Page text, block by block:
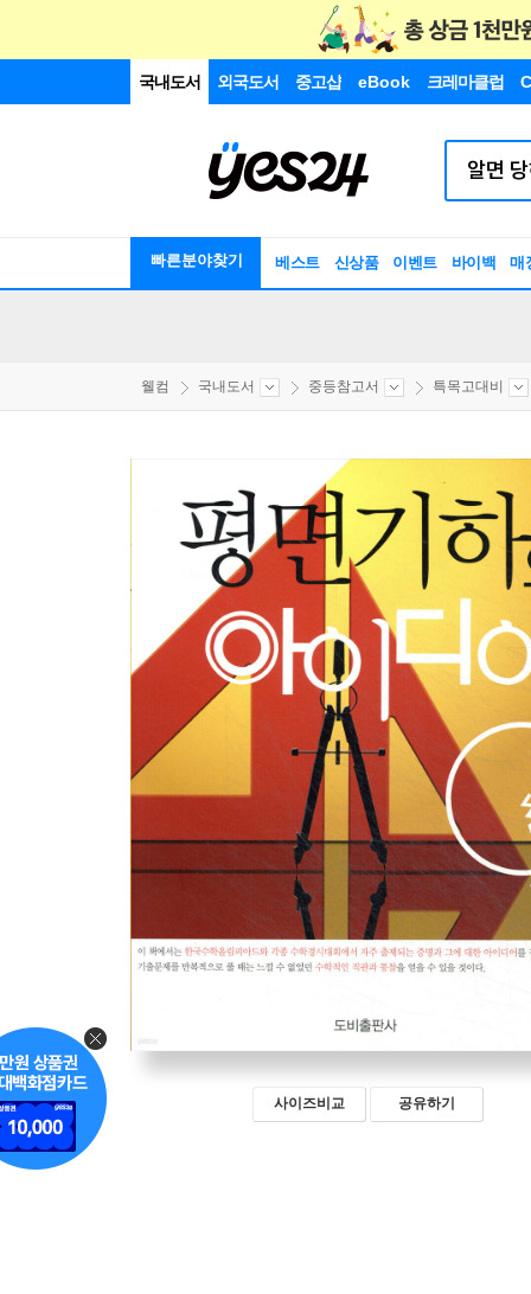
국내도서 외국도서 중고샵 eBook 크레마클럽
빠른분야찾기 베스트 신상품 이벤트 바이백 매
웰컴 국내도서 중등참고서 특목고대비
사이즈비교 공유하기